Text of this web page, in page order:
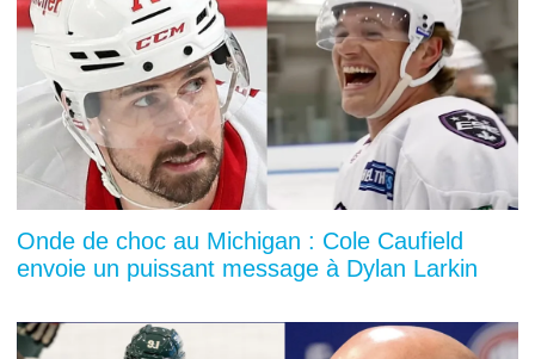
Onde de choc au Michigan : Cole Caufield
envoie un puissant message à Dylan Larkin